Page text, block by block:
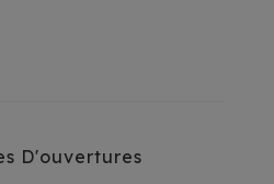
D'ouvertures